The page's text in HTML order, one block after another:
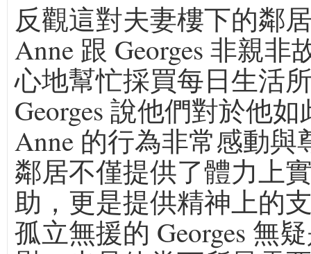
反觀這對夫妻樓下的鄰
Anne 跟 Georges 非親非
心地幫忙採買每日生活
Georges 說他們對於他
Anne 的行為非常感動與
鄰居不僅提供了體力上
助，更是提供精神上的
孤立無援的 Georges 無